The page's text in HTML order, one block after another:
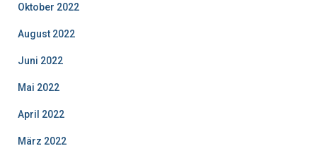
Oktober 2022
August 2022
Juni 2022
Mai 2022
April 2022
März 2022